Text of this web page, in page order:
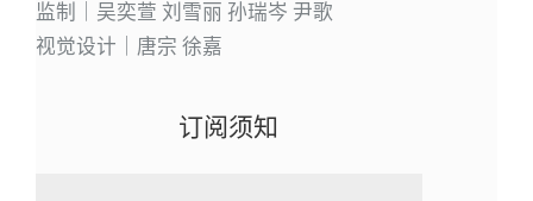
监制｜吴奕萱 刘雪丽 孙瑞岑 尹歌
视觉设计｜唐宗 徐嘉
订阅须知